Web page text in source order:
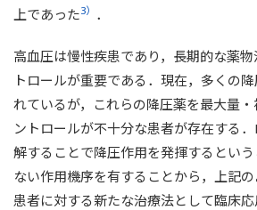
上であった3） ．
高血圧は慢性疾患であり，長期的な薬
トロールが重要である．現在，多くの
れているが，これらの降圧薬を最大量
ントロールが不十分な患者が存在する
解することで降圧作用を発揮するとい
ない作用機序を有することから，上記
患者に対する新たな治療法として臨床